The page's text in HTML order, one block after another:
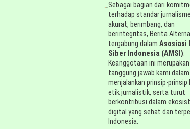
Sebagai bagian dari
terhadap standar
akurat, berimbang, dan
berintegritas, Berita
tergabung dalam Asosiasi
Siber Indonesia (AMSI).
Keanggotaan ini
tanggung jawab kami dalam
menjalankan prinsip-prinsip
etik jurnalistik, serta turut
berkontribusi dalam
digital yang sehat dan
Indonesia.